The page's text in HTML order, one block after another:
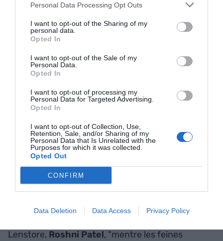
Personal Data Processing Opt Outs
I want to opt-out of the Sharing of my
personal data.
Opted In
I want to opt-out of the Sale of my
Personal Data.
Opted In
I want to opt-out of processing my
Personal Data for Targeted Advertising.
Opted In
I want to opt-out of Collection, Use,
Retention, Sale, and/or Sharing of my
Personal Data that Is Unrelated with the
Purposes for which it was collected.
Opted Out
CONFIRM
Data Deletion Data Access Privacy Policy
s'hi sumen els programadors, advocats, mestres
d'escola i venedors minoristes que, segons Kaizen
i Lenstore, són les professions més favorables per
Les que tenen més riscs en tots els àmbits? Els
para-metges juntament amb els dentistes i els
auxiliars de vol.
Les feines amb més risc de contagi de covid-19
Font: Kaizen i Lenstore
Lenstore, Roshni Patel, "mentre les feines